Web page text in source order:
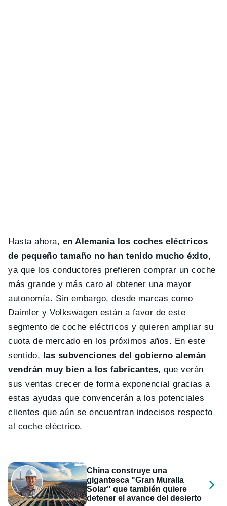
Hasta ahora, en Alemania los coches eléctricos
de pequeño tamaño no han tenido mucho éxito,
ya que los conductores prefieren comprar un coche
más grande y más caro al obtener una mayor
autonomía. Sin embargo, desde marcas como
Daimler y Volkswagen están a favor de este
segmento de coche eléctricos y quieren ampliar su
cuota de mercado en los próximos años. En este
sentido, las subvenciones del gobierno alemán
vendrán muy bien a los fabricantes, que verán
sus ventas crecer de forma exponencial gracias a
estas ayudas que convencerán a los potenciales
clientes que aún se encuentran indecisos respecto
al coche eléctrico.
China construye una
gigantesca "Gran Muralla
Solar" que también quiere
detener el avance del desierto